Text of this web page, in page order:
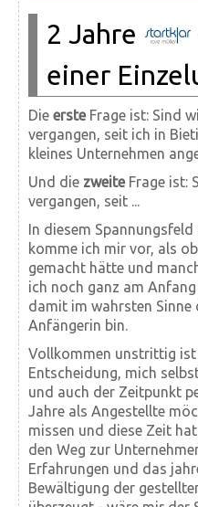
2 Jahre
einer
Die ersteFrage ist: Sind
vergangen, seit ich in
kleines Unternehmen
Und die zweiteFrage ist:
vergangen, seit ...
In diesem
komme ich mir vor, als
gemacht hätte und
ich noch ganz am
damit im wahrsten Sinne
Anfängerin bin.
Vollkommen unstrittig
Entscheidung, mich
und auch der Zeitpunkt
Jahre als Angestellte
missen und diese Zeit
den Weg zur
Erfahrungen und das
Bewältigung der